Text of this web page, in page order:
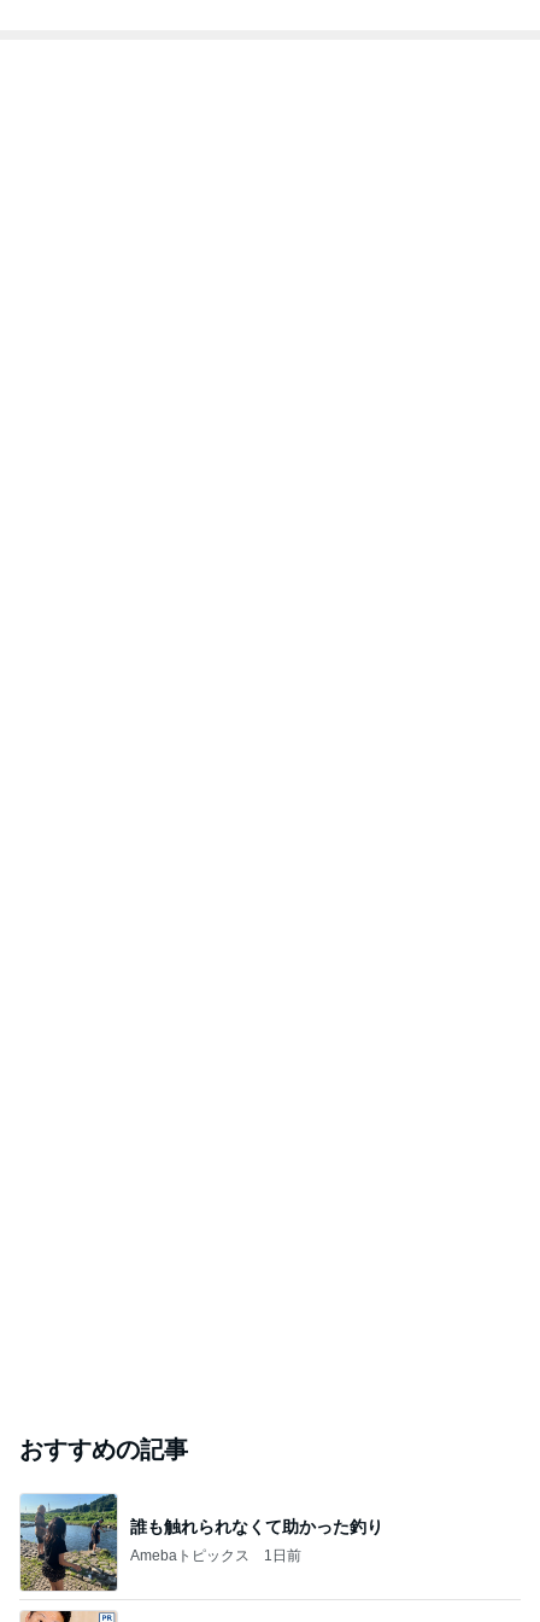
おすすめの記事
誰も触れられなくて助かった釣り
Amebaトピックス 1日前